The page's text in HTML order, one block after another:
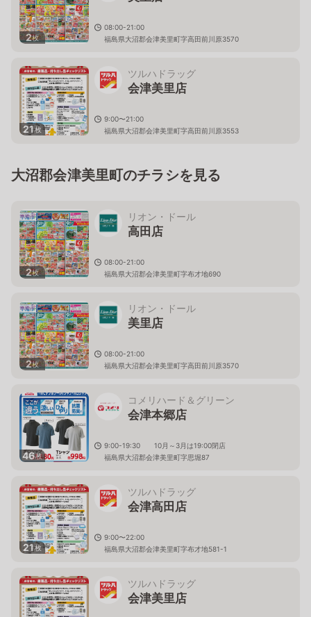
2枚
08:00-21:00
福島県大沼郡会津美里町字高田前川原3570
21枚
ツルハドラッグ
会津美里店
9:00〜21:00
福島県大沼郡会津美里町字高田前川原3553
大沼郡会津美里町のチラシを見る
2枚
リオン・ドール
高田店
08:00-21:00
福島県大沼郡会津美里町字布才地690
2枚
リオン・ドール
美里店
08:00-21:00
福島県大沼郡会津美里町字高田前川原3570
46枚
コメリハード＆グリーン
会津本郷店
9:00-19:30 10月～3月は19:00閉店
福島県大沼郡会津美里町字思堀87
21枚
ツルハドラッグ
会津高田店
9:00〜22:00
福島県大沼郡会津美里町字布才地581-1
ツルハドラッグ
会津美里店